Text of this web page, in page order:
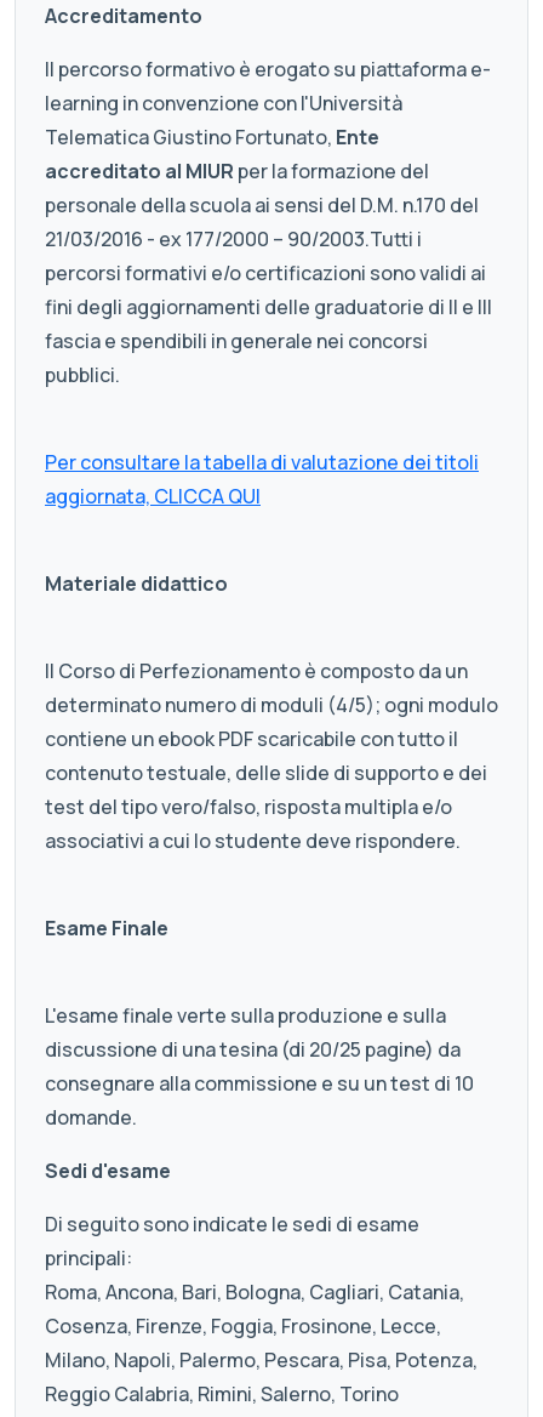
Accreditamento
Il percorso formativo è erogato su piattaforma e-
learning in convenzione con l'Università
Telematica Giustino Fortunato, Ente
accreditato al MIUR per la formazione del
personale della scuola ai sensi del D.M. n.170 del
21/03/2016 - ex 177/2000 – 90/2003.Tutti i
percorsi formativi e/o certificazioni sono validi ai
fini degli aggiornamenti delle graduatorie di II e III
fascia e spendibili in generale nei concorsi
pubblici.
Per consultare la tabella di valutazione dei titoli
aggiornata, CLICCA QUI
Materiale didattico
Il Corso di Perfezionamento è composto da un
determinato numero di moduli (4/5); ogni modulo
contiene un ebook PDF scaricabile con tutto il
contenuto testuale, delle slide di supporto e dei
test del tipo vero/falso, risposta multipla e/o
associativi a cui lo studente deve rispondere.
Esame Finale
L'esame finale verte sulla produzione e sulla
discussione di una tesina (di 20/25 pagine) da
consegnare alla commissione e su un test di 10
domande.
Sedi d'esame
Di seguito sono indicate le sedi di esame
principali:
Roma, Ancona, Bari, Bologna, Cagliari, Catania,
Cosenza, Firenze, Foggia, Frosinone, Lecce,
Milano, Napoli, Palermo, Pescara, Pisa, Potenza,
Reggio Calabria, Rimini, Salerno, Torino